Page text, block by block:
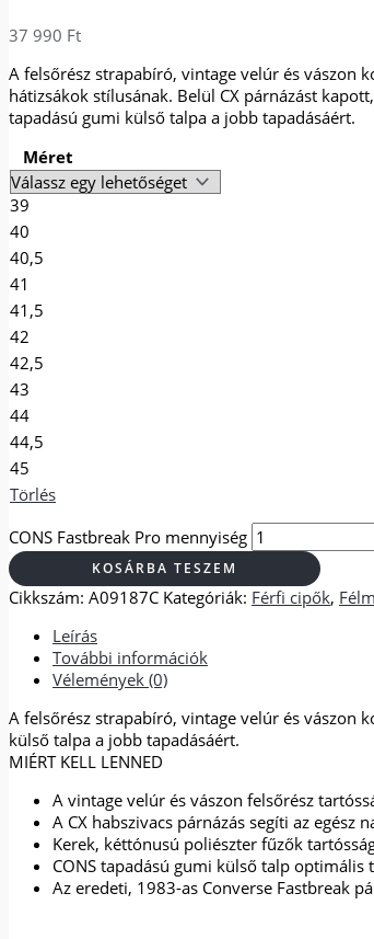
37 990 Ft
A felsőrész strapabíró, vintage velúr és vászon
hátizsákok stílusának. Belül CX párnázást
tapadású gumi külső talpa a jobb tapadásáért.
Méret
39
40
40,5
41
41,5
42
42,5
43
44
44,5
45
Törlés
CONS Fastbreak Pro mennyiség
KOSÁRBA TESZEM
Cikkszám: A09187C Kategóriák: Férfi cipők,
Leírás
További információk
Vélemények (0)
A felsőrész strapabíró, vintage velúr és vászon
külső talpa a jobb tapadásáért.
MIÉRT KELL LENNED
A vintage velúr és vászon felsőrész
A CX habszivacs párnázás segíti az egész
Kerek, kéttónusú poliészter fűzők
CONS tapadású gumi külső talp optimális
Az eredeti, 1983-as Converse Fastbreak